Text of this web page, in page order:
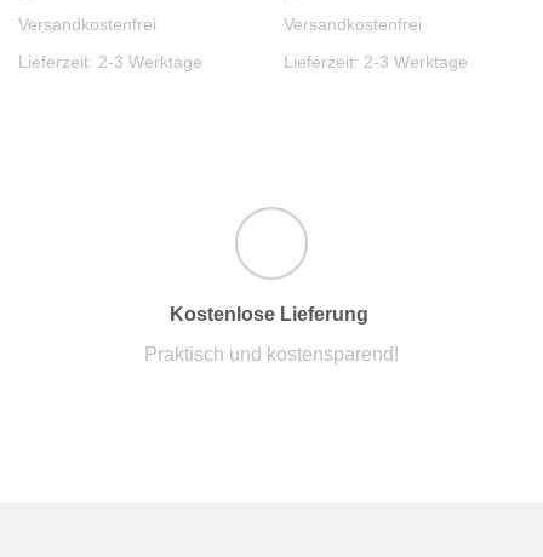
Versandkostenfrei
Lieferzeit: 2-3 Werktage
Versandkostenfrei
Lieferzeit: 2-3 Werktage
Kostenlose Lieferung
Praktisch und kostensparend!